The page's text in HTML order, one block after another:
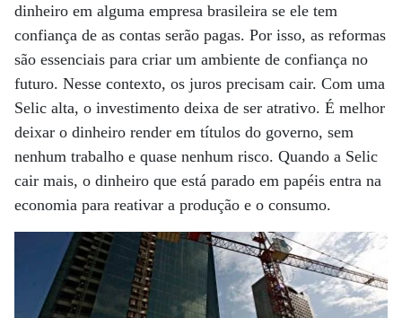
dinheiro em alguma empresa brasileira se ele tem
confiança de as contas serão pagas. Por isso, as reformas
são essenciais para criar um ambiente de confiança no
futuro. Nesse contexto, os juros precisam cair. Com uma
Selic alta, o investimento deixa de ser atrativo. É melhor
deixar o dinheiro render em títulos do governo, sem
nenhum trabalho e quase nenhum risco. Quando a Selic
cair mais, o dinheiro que está parado em papéis entra na
economia para reativar a produção e o consumo.